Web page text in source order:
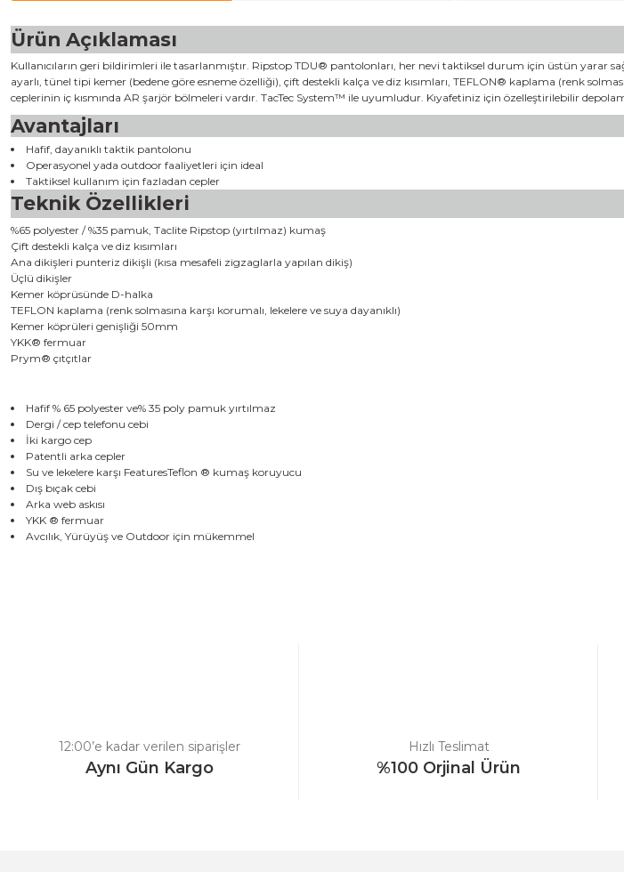
Ürün Açıklaması
Kullanıcıların geri bildirimleri ile tasarlanmıştır. Ripstop TDU® pantolonları, her nevi taktiksel durum için üstün yarar
ayarlı, tünel tipi kemer (bedene göre esneme özelliği), çift destekli kalça ve diz kısımları, TEFLON® kaplama (renk
ceplerinin iç kısmında AR şarjör bölmeleri vardır. TacTec System™ ile uyumludur. Kıyafetiniz için özelleştirilebilir
Avantajları
Hafif, dayanıklı taktik pantolonu
Operasyonel yada outdoor faaliyetleri için ideal
Taktiksel kullanım için fazladan cepler
Teknik Özellikleri
%65 polyester / %35 pamuk, Taclite Ripstop (yırtılmaz) kumaş
Çift destekli kalça ve diz kısımları
Ana dikişleri punteriz dikişli (kısa mesafeli zigzaglarla yapılan dikiş)
Üçlü dikişler
Kemer köprüsünde D-halka
TEFLON kaplama (renk solmasına karşı korumalı, lekelere ve suya dayanıklı)
Kemer köprüleri genişliği 50mm
YKK® fermuar
Prym® çıtçıtlar
Hafif % 65 polyester ve% 35 poly pamuk yırtılmaz
Dergi / cep telefonu cebi
İki kargo cep
Patentli arka cepler
Su ve lekelere karşı FeaturesTeflon ® kumaş koruyucu
Dış bıçak cebi
Arka web askısı
YKK ® fermuar
Avcılık, Yürüyüş ve Outdoor için mükemmel
Ürün fiyatı diğer sitelerden daha pahalı.
Bu ürüne benzer farklı alternatifler olmalı.
12:00’e kadar verilen siparişler
Aynı Gün Kargo
Hızlı Teslimat
%100 Orjinal Ürün